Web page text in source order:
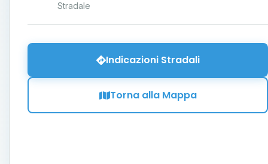
Stradale
Indicazioni Stradali
Torna alla Mappa